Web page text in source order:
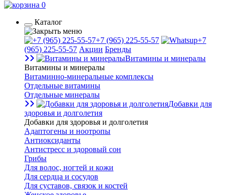
0
Каталог
+7 (965) 225-55-57
+7
(965) 225-55-57 Акции Бренды
Витамины и минералы
Витамины и минералы
Витаминно-минеральные комплексы
Отдельные витамины
Отдельные минералы
Добавки для
здоровья и долголетия
Добавки для здоровья и долголетия
Адаптогены и ноотропы
Антиоксиданты
Антистресс и здоровый сон
Грибы
Для волос, ногтей и кожи
Для сердца и сосудов
Для суставов, связок и костей